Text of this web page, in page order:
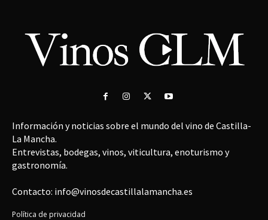
Información y noticias sobre el mundo del vino de Castilla-
La Mancha.
Entrevistas, bodegas, vinos, viticultura, enoturismo y
gastronomía.
Contacto: info@vinosdecastillalamancha.es
Política de privacidad